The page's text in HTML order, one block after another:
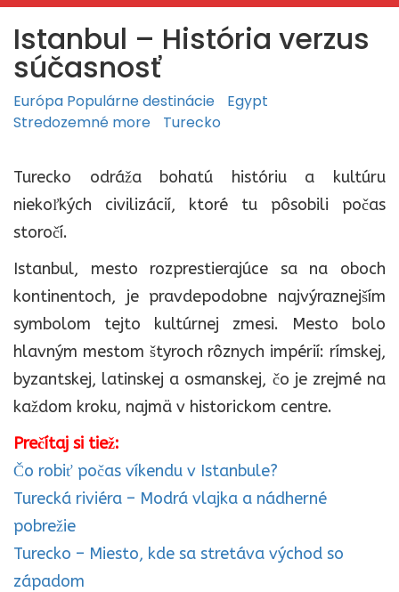
Istanbul – História verzus
súčasnosť
Európa Populárne destinácie
Egypt
Stredozemné more
Turecko
Turecko odráža bohatú históriu a kultúru
niekoľkých civilizácií, ktoré tu pôsobili počas
storočí.
Istanbul, mesto rozprestierajúce sa na oboch
kontinentoch, je pravdepodobne najvýraznejším
symbolom tejto kultúrnej zmesi. Mesto bolo
hlavným mestom štyroch rôznych impérií: rímskej,
byzantskej, latinskej a osmanskej, čo je zrejmé na
každom kroku, najmä v historickom centre.
Prečítaj si tiež:
Čo robiť počas víkendu v Istanbule?
Turecká riviéra – Modrá vlajka a nádherné
pobrežie
Turecko – Miesto, kde sa stretáva východ so
západom